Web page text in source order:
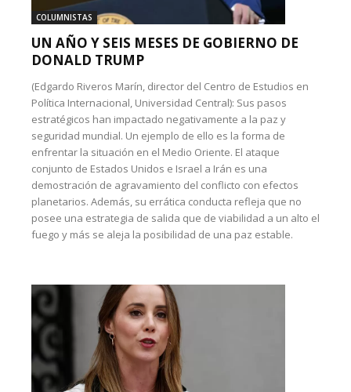
COLUMNISTAS
UN AÑO Y SEIS MESES DE GOBIERNO DE
DONALD TRUMP
(Edgardo Riveros Marín, director del Centro de Estudios en
Política Internacional, Universidad Central): Sus pasos
estratégicos han impactado negativamente a la paz y
seguridad mundial. Un ejemplo de ello es la forma de
enfrentar la situación en el Medio Oriente. El ataque
conjunto de Estados Unidos e Israel a Irán es una
demostración de agravamiento del conflicto con efectos
planetarios. Además, su errática conducta refleja que no
posee una estrategia de salida que de viabilidad a un alto el
fuego y más se aleja la posibilidad de una paz estable.